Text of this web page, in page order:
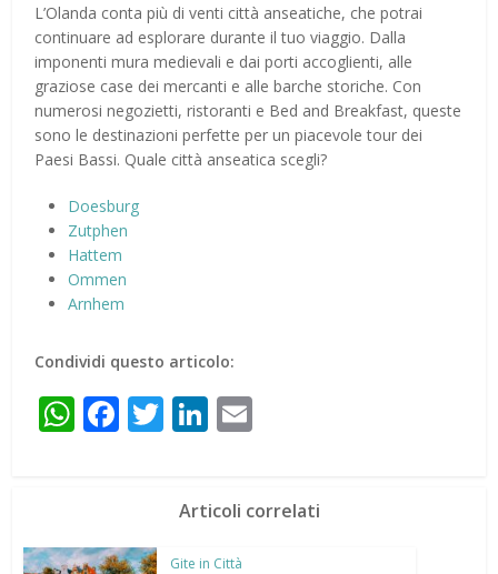
L’Olanda conta più di venti città anseatiche, che potrai
continuare ad esplorare durante il tuo viaggio. Dalla
imponenti mura medievali e dai porti accoglienti, alle
graziose case dei mercanti e alle barche storiche. Con
numerosi negozietti, ristoranti e Bed and Breakfast, queste
sono le destinazioni perfette per un piacevole tour dei
Paesi Bassi. Quale città anseatica scegli?
Doesburg
Zutphen
Hattem
Ommen
Arnhem
Condividi questo articolo:
WhatsApp
Facebook
TwitterLinkedIn
Articoli correlati
Gite in Città